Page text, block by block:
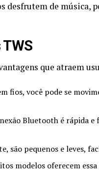
de música,
que atraem
fios, você pode se
Bluetooth é rápida
são pequenos e leves,
modelos oferecem